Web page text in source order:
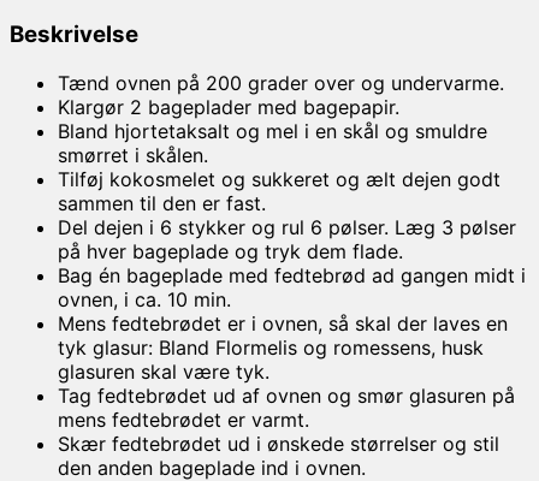
Beskrivelse
Tænd ovnen på 200 grader over og undervarme.
Klargør 2 bageplader med bagepapir.
Bland hjortetaksalt og mel i en skål og smuldre
smørret i skålen.
Tilføj kokosmelet og sukkeret og ælt dejen godt
sammen til den er fast.
Del dejen i 6 stykker og rul 6 pølser. Læg 3 pølser
på hver bageplade og tryk dem flade.
Bag én bageplade med fedtebrød ad gangen midt i
ovnen, i ca. 10 min.
Mens fedtebrødet er i ovnen, så skal der laves en
tyk glasur: Bland Flormelis og romessens, husk
glasuren skal være tyk.
Tag fedtebrødet ud af ovnen og smør glasuren på
mens fedtebrødet er varmt.
Skær fedtebrødet ud i ønskede størrelser og stil
den anden bageplade ind i ovnen.